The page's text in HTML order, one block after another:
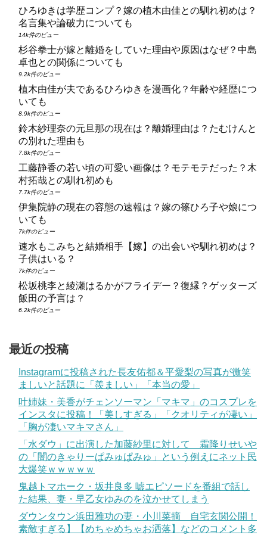
ひろゆきは学歴コンプ？嫁の植木由佳との馴れ初めは？
名言集や論破力についても
14k件のビュー
杉谷拳士が嫁と離婚をしていた理由や原因はなぜ？中島
卓也との関係についても
9.2k件のビュー
植木由佳が夫であるひろゆきを漫画化？年齢や経歴につ
いても
8.9k件のビュー
鈴木紗理奈の元旦那の現在は？離婚理由は？たむけんと
の別れた理由も
7.8k件のビュー
工藤静香の若い頃の可愛い画像は？モテモテだった？木
村拓哉との馴れ初めも
7.7k件のビュー
伊集院静の現在の容態の速報は？嫁の篠ひろ子や娘につ
いても
7k件のビュー
速水もこみちと結婚相手【嫁】の出会いや馴れ初めは？
子供はいる？
7k件のビュー
松坂桃李と綾瀬はるかがフライデー？復縁？ゲッターズ
飯田の予言は？
6.2k件のビュー
最近の投稿
Instagramに投稿された長友佑都＆平愛梨の写真が微笑
ましいと話題に「羨ましい」「本当の愛」
叶姉妹・美香がチェンソーマン「マキマ」のコスプレを
インスタに投稿！「美しすぎる」「クオリティが凄い」
「胸が凄いマキマさん」
「水ダウ」に出演した加藤紗里に対して 霜降りせいや
の「闇のきゃりーぱみゅぱみゅ」という例えにネット民
大爆笑ｗｗｗｗｗ
鬼越トマホーク・坂井良多 嘘エピソードを番組で話し
た結果、妻・早乙女ゆみのを泣かせてしまう
ダウンタウン浜田雅功の妻・小川菜摘 自宅玄関公開！
素敵すぎる】【めちゃめちゃお洒落】などのコメント多